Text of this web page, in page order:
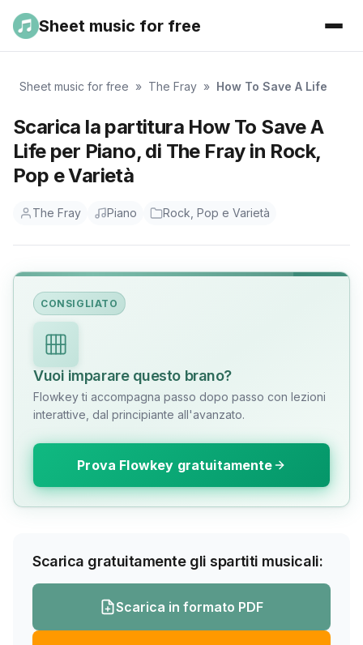
Sheet music for free
Sheet music for free » The Fray » How To Save A Life
Scarica la partitura How To Save A
Life per Piano, di The Fray in Rock,
Pop e Varietà
The Fray Piano Rock, Pop e Varietà
CONSIGLIATO
Vuoi imparare questo brano?
Flowkey ti accompagna passo dopo passo con lezioni
interattive, dal principiante all'avanzato.
Prova Flowkey gratuitamente
Scarica gratuitamente gli spartiti musicali:
Scarica in formato PDF